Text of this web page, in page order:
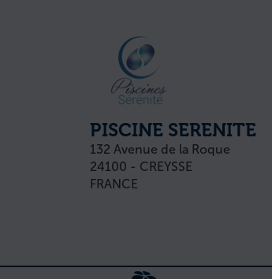
PISCINE SERENITE
132 Avenue de la Roque
24100 - CREYSSE
FRANCE